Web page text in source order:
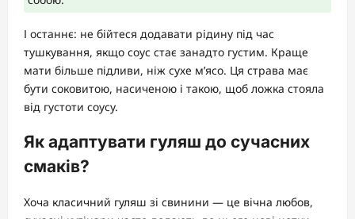
І останнє: не бійтеся додавати рідину під час
тушкування, якщо соус стає занадто густим. Краще
мати більше підливи, ніж сухе м’ясо. Ця страва має
бути соковитою, насиченою і такою, щоб ложка стояла
від густоти соусу.
Як адаптувати гуляш до сучасних
смаків?
Хоча класичний гуляш зі свинини — це вічна любов,